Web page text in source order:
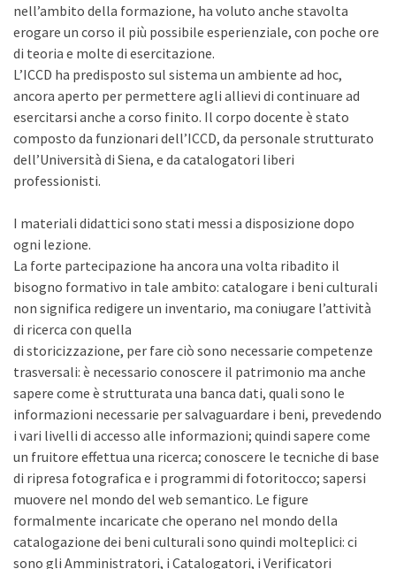
nell’ambito della formazione, ha voluto anche stavolta
erogare un corso il più possibile esperienziale, con poche ore
di teoria e molte di esercitazione.
L’ICCD ha predisposto sul sistema un ambiente ad hoc,
ancora aperto per permettere agli allievi di continuare ad
esercitarsi anche a corso finito. Il corpo docente è stato
composto da funzionari dell’ICCD, da personale strutturato
dell’Università di Siena, e da catalogatori liberi
professionisti.
I materiali didattici sono stati messi a disposizione dopo
ogni lezione.
La forte partecipazione ha ancora una volta ribadito il
bisogno formativo in tale ambito: catalogare i beni culturali
non significa redigere un inventario, ma coniugare l’attività
di ricerca con quella
di storicizzazione, per fare ciò sono necessarie competenze
trasversali: è necessario conoscere il patrimonio ma anche
sapere come è strutturata una banca dati, quali sono le
informazioni necessarie per salvaguardare i beni, prevedendo
i vari livelli di accesso alle informazioni; quindi sapere come
un fruitore effettua una ricerca; conoscere le tecniche di base
di ripresa fotografica e i programmi di fotoritocco; sapersi
muovere nel mondo del web semantico. Le figure
formalmente incaricate che operano nel mondo della
catalogazione dei beni culturali sono quindi molteplici: ci
sono gli Amministratori, i Catalogatori, i Verificatori